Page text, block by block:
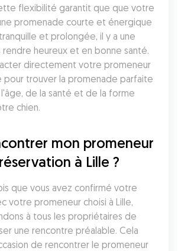
flexibilité garantit que que votre
promenade courte et énergique
et prolongée, il y a une
heureux et en bonne santé.
directement votre promeneur
pour trouver la promenade parfaite
de la santé et de la forme
chien.
mon promeneur
à Lille ?
que vous avez confirmé votre
votre promeneur choisi à Lille,
à tous les propriétaires de
une rencontre préalable. Cela
de rencontrer le promeneur